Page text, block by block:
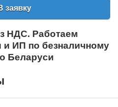
заявку
НДС. Работаем
ИП по безналичному
Беларуси